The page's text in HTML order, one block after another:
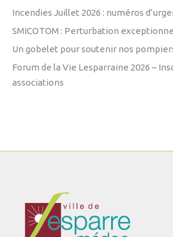
Incendies Juillet 2026 : numéros
SMICOTOM : Perturbation
Un gobelet pour soutenir nos
Forum de la Vie Lesparraine 2026 –
associations